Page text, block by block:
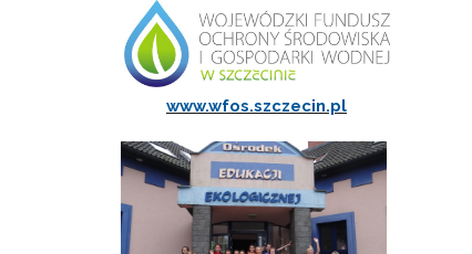
www.wfos.szczecin.pl